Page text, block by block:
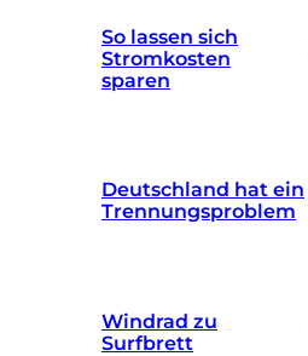
So lassen sich
Stromkosten
sparen
Deutschland hat ein
Trennungsproblem
Windrad zu
Surfbrett